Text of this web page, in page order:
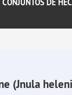
DE
(Jnula